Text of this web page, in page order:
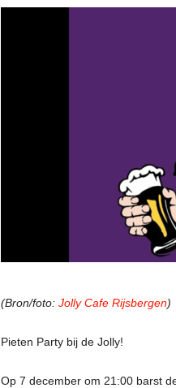
(Bron/foto: Jolly Cafe Rijsbergen)
Pieten Party bij de Jolly!
Op 7 december om 21:00 barst